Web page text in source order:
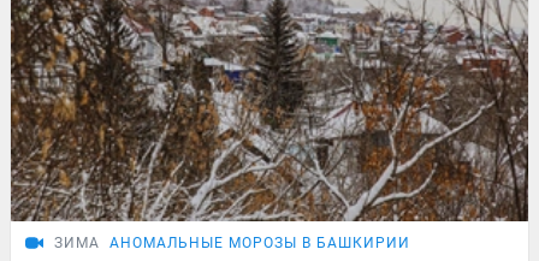
ЗИМА АНОМАЛЬНЫЕ МОРОЗЫ В БАШКИРИИ